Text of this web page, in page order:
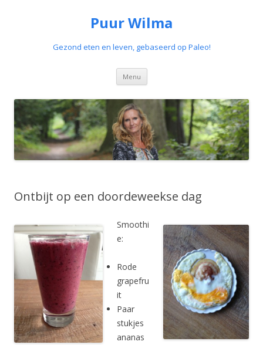
Puur Wilma
Gezond eten en leven, gebaseerd op Paleo!
Menu Spring
de
inhoud
Ontbijt op een doordeweekse dag
Smoothi
e:
Rode
grapefru
it
Paar
stukjes
ananas